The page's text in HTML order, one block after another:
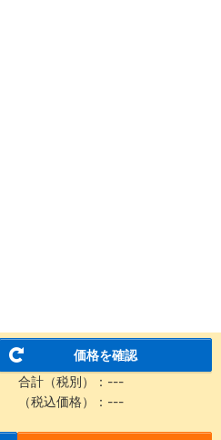
価格を確認
合計（税別）： ---
（税込価格）： ---